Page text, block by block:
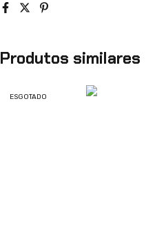
Produtos similares
ESGOTADO